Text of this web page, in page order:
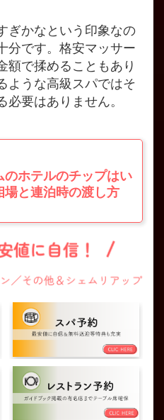
ぎかなという印象なの
分です。格安マッサー
額で揉めることもあり
ような高級スパではそ
要はありません。
のホテルのチップはい
場と連泊時の渡し方